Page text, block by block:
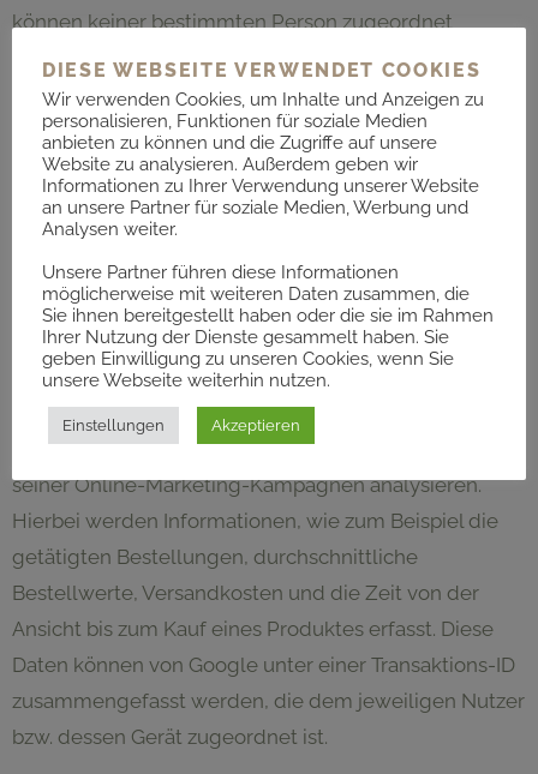
können keiner bestimmten Person zugeordnet
werden. Sie können diese Funktion jederzeit über die
Anzeigeneinstellungen in Ihrem Google-Konto
deaktivieren oder die Erfassung Ihrer Daten durch
Google Analytics wie im Punkt „Widerspruch gegen
Datenerfassung“ dargestellt generell untersagen.
GOOGLE ANALYTICS E-COMMERCE-
TRACKING
Diese Website nutzt die Funktion „E-Commerce-
Tracking“ von Google Analytics. Mit Hilfe von E-
Commerce-Tracking kann der Websitebetreiber das
Kaufverhalten der Websitebesucher zur Verbesserung
seiner Online-Marketing-Kampagnen analysieren.
Hierbei werden Informationen, wie zum Beispiel die
getätigten Bestellungen, durchschnittliche
Bestellwerte, Versandkosten und die Zeit von der
Ansicht bis zum Kauf eines Produktes erfasst. Diese
Daten können von Google unter einer Transaktions-ID
zusammengefasst werden, die dem jeweiligen Nutzer
bzw. dessen Gerät zugeordnet ist.
DIESE WEBSEITE VERWENDET COOKIES
Wir verwenden Cookies, um Inhalte und Anzeigen zu
personalisieren, Funktionen für soziale Medien
anbieten zu können und die Zugriffe auf unsere
Website zu analysieren. Außerdem geben wir
Informationen zu Ihrer Verwendung unserer Website
an unsere Partner für soziale Medien, Werbung und
Analysen weiter.
Unsere Partner führen diese Informationen
möglicherweise mit weiteren Daten zusammen, die
Sie ihnen bereitgestellt haben oder die sie im Rahmen
Ihrer Nutzung der Dienste gesammelt haben. Sie
geben Einwilligung zu unseren Cookies, wenn Sie
unsere Webseite weiterhin nutzen.
Einstellungen Akzeptieren